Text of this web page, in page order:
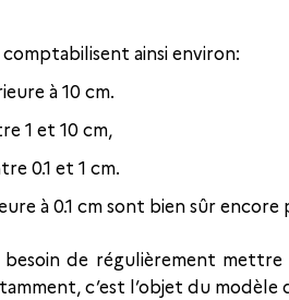
ainsi environ:
à 10 cm.
1 et 10 cm,
0.1 et 1 cm.
à 0.1 cm sont bien sûr encore
de régulièrement
c’est l’objet du modèle